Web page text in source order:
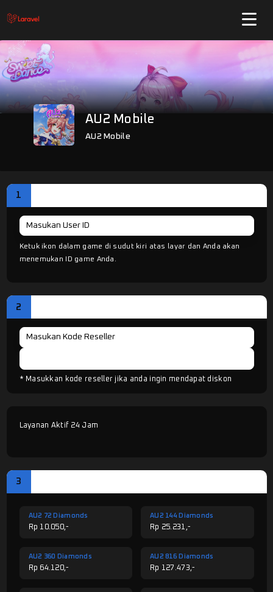
AU2 Mobile
AU2 Mobile
1
Ketuk ikon dalam game di sudut kiri atas layar dan Anda akan
menemukan ID game Anda.
2
* Masukkan kode reseller jika anda ingin mendapat diskon
Layanan Aktif 24 Jam
3
AU2 72 Diamonds
Rp 10.050,-
AU2 144 Diamonds
Rp 25.231,-
AU2 360 Diamonds
Rp 64.120,-
AU2 816 Diamonds
Rp 127.473,-